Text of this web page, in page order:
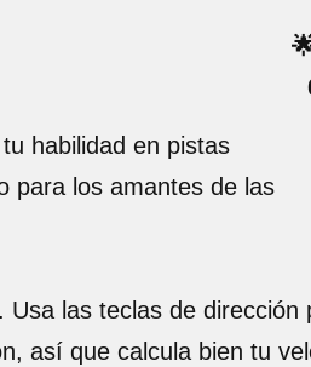
habilidad en pistas
para los amantes de las
las teclas de dirección
así que calcula bien tu